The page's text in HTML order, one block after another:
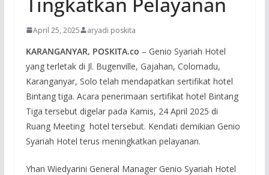
April 25, 2025 aryadi poskita
KARANGANYAR, POSKITA.co – Genio Syariah Hotel
yang terletak di Jl. Bugenville, Gajahan, Colomadu,
Karanganyar, Solo telah mendapatkan sertifikat hotel
Bintang tiga. Acara penerimaan sertifikat hotel Bintang
Tiga tersebut digelar pada Kamis, 24 April 2025 di
Ruang Meeting hotel tersebut. Kendati demikian Genio
Syariah Hotel terus meningkatkan pelayanan.
Yhan Wiedyarini General Manager Genio Syariah Hotel